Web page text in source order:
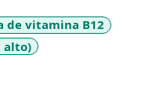
de vitamina B12
alto)